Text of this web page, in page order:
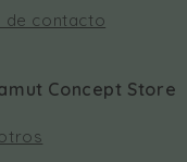
de contacto
Concept Store